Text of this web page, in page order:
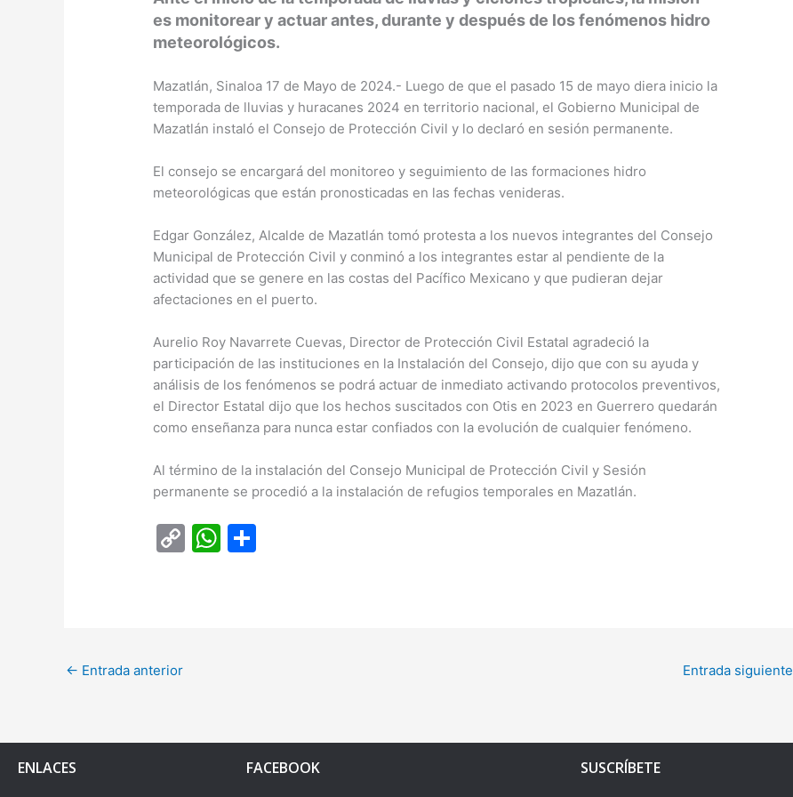
es monitorear y actuar antes, durante y después de los fenómenos hidro
meteorológicos.
Mazatlán, Sinaloa 17 de Mayo de 2024.- Luego de que el pasado 15 de mayo diera inicio la
temporada de lluvias y huracanes 2024 en territorio nacional, el Gobierno Municipal de
Mazatlán instaló el Consejo de Protección Civil y lo declaró en sesión permanente.
El consejo se encargará del monitoreo y seguimiento de las formaciones hidro
meteorológicas que están pronosticadas en las fechas venideras.
Edgar González, Alcalde de Mazatlán tomó protesta a los nuevos integrantes del Consejo
Municipal de Protección Civil y conminó a los integrantes estar al pendiente de la
actividad que se genere en las costas del Pacífico Mexicano y que pudieran dejar
afectaciones en el puerto.
Aurelio Roy Navarrete Cuevas, Director de Protección Civil Estatal agradeció la
participación de las instituciones en la Instalación del Consejo, dijo que con su ayuda y
análisis de los fenómenos se podrá actuar de inmediato activando protocolos preventivos,
el Director Estatal dijo que los hechos suscitados con Otis en 2023 en Guerrero quedarán
como enseñanza para nunca estar confiados con la evolución de cualquier fenómeno.
Al término de la instalación del Consejo Municipal de Protección Civil y Sesión
permanente se procedió a la instalación de refugios temporales en Mazatlán.
C
W
← Entrada anterior Entrada siguiente
ENLACES FACEBOOK SUSCRÍBETE